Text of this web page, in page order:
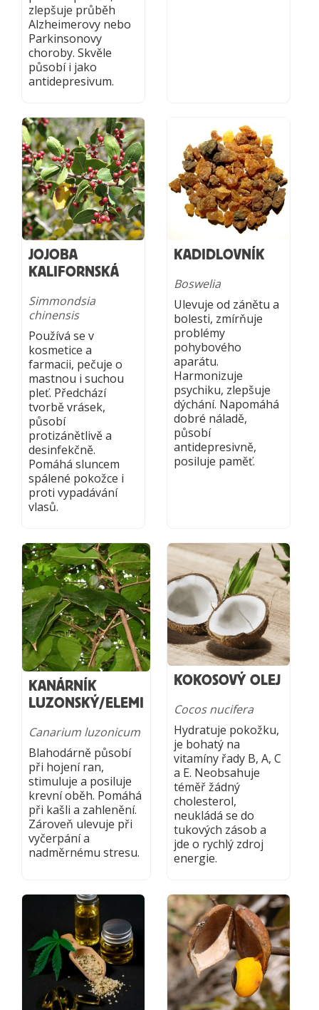
zlepšuje průběh
Alzheimerovy nebo
Parkinsonovy
choroby. Skvěle
působí i jako
antidepresivum.
JOJOBA
KALIFORNSKÁ
Simmondsia
chinensis
Používá se v
kosmetice a
farmacii, pečuje o
mastnou i suchou
pleť. Předchází
tvorbě vrásek,
působí
protizánětlivě a
desinfekčně.
Pomáhá sluncem
spálené pokožce i
proti vypadávání
vlasů.
KADIDLOVNÍK
Boswelia
Ulevuje od zánětu a
bolesti, zmírňuje
problémy
pohybového
aparátu.
Harmonizuje
psychiku, zlepšuje
dýchání. Napomáhá
dobré náladě,
působí
antidepresivně,
posiluje paměť.
KANÁRNÍK
LUZONSKÝ/ELEMI
Canarium luzonicum
Blahodárně působí
při hojení ran,
stimuluje a posiluje
krevní oběh. Pomáhá
při kašli a zahlenění.
Zároveň ulevuje při
vyčerpání a
nadměrnému stresu.
KOKOSOVÝ OLEJ
Cocos nucifera
Hydratuje pokožku,
je bohatý na
vitamíny řady B, A, C
a E. Neobsahuje
téměř žádný
cholesterol,
neukládá se do
tukových zásob a
jde o rychlý zdroj
energie.